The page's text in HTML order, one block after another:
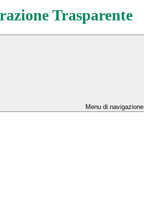
Trasparente
Menu di navigazione